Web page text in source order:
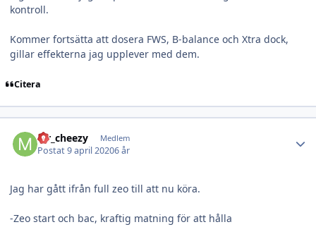
kontroll.
Kommer fortsätta att dosera FWS, B-balance och Xtra dock,
gillar effekterna jag upplever med dem.
Citera
Mr_cheezy Medlem
Postat9 april 20206 år
Jag har gått ifrån full zeo till att nu köra.
-Zeo start och bac, kraftig matning för att hålla